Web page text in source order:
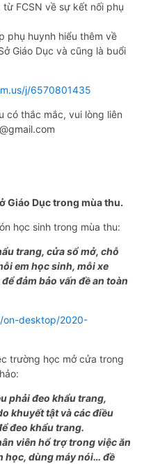
từ FCSN về sự kết nối phụ
phụ huynh hiểu thêm về
Giáo Dục và cũng là buổi
j/6570801435
có thắc mắc, vui lòng liên
Giáo Dục trong mùa thu.
học sinh trong mùa thu:
trang, cửa sổ mở, chỗ
em học sinh, mỗi xe
đảm bảo vấn đề an toàn
on-desktop/2020-
trường học mở cửa trong
phải đeo khẩu trang,
khuyết tật và các điều
đeo khẩu trang.
viên hổ trợ trong việc ăn
học, dùng máy nói… đề